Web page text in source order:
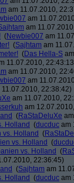
am 11.07.2010,
am
am
(Newbie007 am
(Sajhtam am
(Das Hella-S
11.07.2010,
am 11.07.2010,
am
11.07.2010, 22:38:42)
am 11.07.2010,
am
(RaStaDeluXe
Holland (ducduc am
vs. Holland (
vs. Holland (
vs. Holland (
22:36:45)
(Sajhtam am
Holland (ducduc am